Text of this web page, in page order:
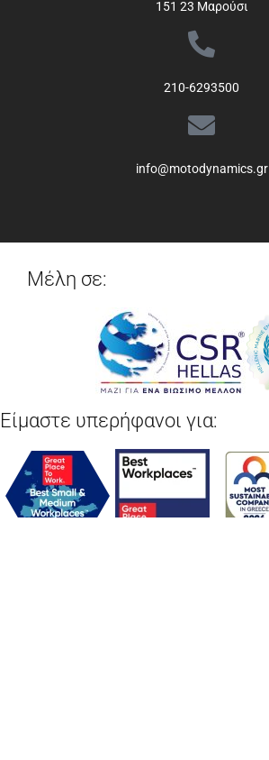
151 23 Μαρούσι
210-6293500
info@motodynamics.gr
Μέλη σε:
Είμαστε υπερήφανοι για: